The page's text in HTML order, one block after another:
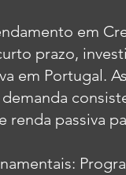
em
prazo,
em Portugal.
renda passiva